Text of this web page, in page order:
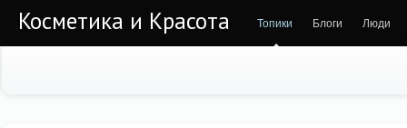
Косметика и Красота Топики Блоги Люди